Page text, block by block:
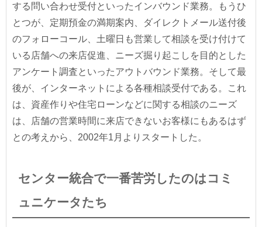
する問い合わせ受付といったインバウンド業務。もうひ
とつが、定期預金の満期案内、ダイレクトメール送付後
のフォローコール、土曜日も営業して相談を受け付けて
いる店舗への来店促進、ニーズ掘り起こしを目的とした
アンケート調査といったアウトバウンド業務。そして最
後が、インターネットによる各種相談受付である。これ
は、資産作りや住宅ローンなどに関する相談のニーズ
は、店舗の営業時間に来店できないお客様にもあるはず
との考えから、2002年1月よりスタートした。
センター統合で一番苦労したのはコミ
ュニケータたち